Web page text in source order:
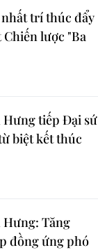
trí thúc đẩy
lược "Ba
tiếp Đại sứ
biệt kết thúc
Tăng
đồng ứng phó